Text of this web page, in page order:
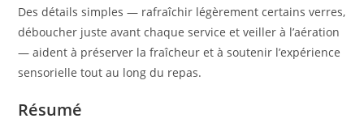
Des détails simples — rafraîchir légèrement certains verres,
déboucher juste avant chaque service et veiller à l’aération
— aident à préserver la fraîcheur et à soutenir l’expérience
sensorielle tout au long du repas.
Résumé